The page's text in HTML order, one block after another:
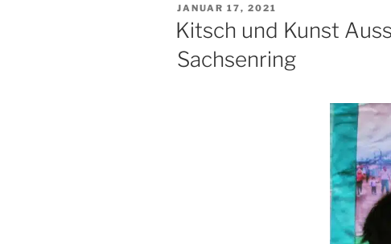
VERÖFFENTLICHT
AM
JANUAR 17, 2021
Kitsch und Kunst
Sachsenring